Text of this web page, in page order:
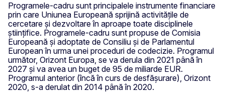
Programele-cadru sunt principalele instrumente financiare
prin care Uniunea Europeană sprijină activitățile de
cercetare și dezvoltare în aproape toate disciplinele
științifice. Programele-cadru sunt propuse de Comisia
Europeană și adoptate de Consiliu și de Parlamentul
European în urma unei proceduri de codecizie. Programul
următor, Orizont Europa, se va derula din 2021 până în
2027 și va avea un buget de 95 de miliarde EUR.
Programul anterior (încă în curs de desfășurare), Orizont
2020, s-a derulat din 2014 până în 2020.